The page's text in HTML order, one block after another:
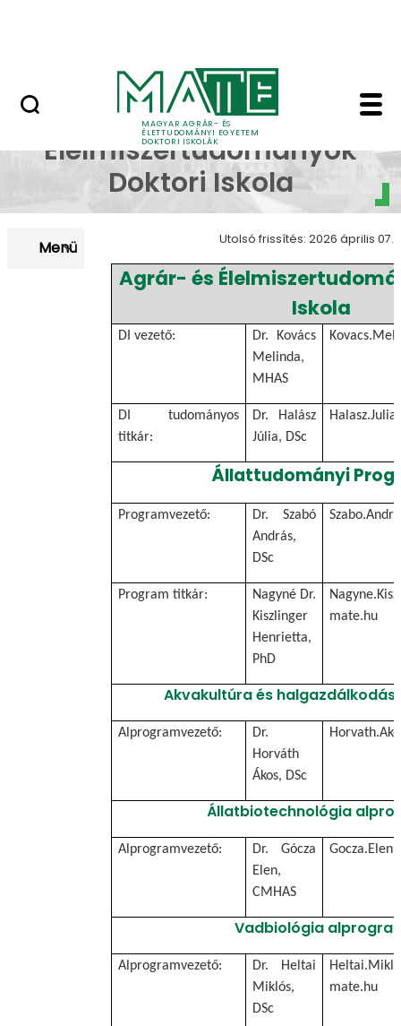
MAGYAR AGRÁR- ÉS
ÉLETTUDOMÁNYI EGYETEM
DOKTORI ISKOLÁK
Bemutatkozás -
Agrár- és
Élelmiszertudományok
Doktori Iskola
Menü Utolsó frissítés: 2026 április 07.
Agrár- és
Iskola
DI vezető:
Dr. Kovács
Melinda,
MHAS
DI tudományos
titkár:
Dr. Halász
Júlia, DSc
Állattudományi
Programvezető:
Dr. Szabó
András,
DSc
Program titkár:
Nagyné Dr.
Kiszlinger
Henrietta,
PhD
mate.hu
Akvakultúra és
Alprogramvezető:
Dr.
Horváth
Ákos, DSc
Állatbiotechnológia
Alprogramvezető:
Dr. Gócza
Elen,
CMHAS
Vadbiológia
Alprogramvezető:
Dr. Heltai
Miklós,
DSc
mate.hu